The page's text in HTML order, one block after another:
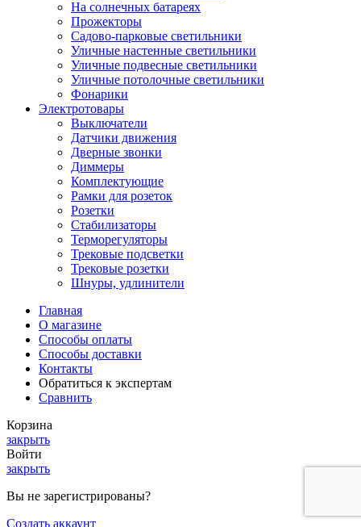
На солнечных батареях
Прожекторы
Садово-парковые светильники
Уличные настенные светильники
Уличные подвесные светильники
Уличные потолочные светильники
Фонарики
Электротовары
Выключатели
Датчики движения
Дверные звонки
Диммеры
Комплектующие
Рамки для розеток
Розетки
Стабилизаторы
Терморегуляторы
Трековые подсветки
Трековые розетки
Шнуры, удлинители
Главная
О магазине
Способы оплаты
Способы доставки
Контакты
Обратиться к экспертам
Сравнить
Корзина
закрыть
Войти
закрыть
Вы не зарегистрированы?
Создать аккаунт